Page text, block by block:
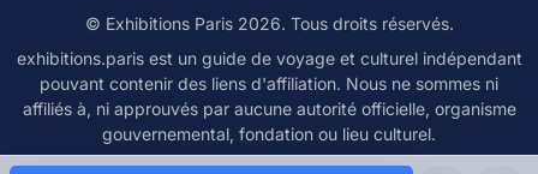
© Exhibitions Paris 2026. Tous droits réservés.
exhibitions.paris est un guide de voyage et culturel indépendant
pouvant contenir des liens d'affiliation. Nous ne sommes ni
affiliés à, ni approuvés par aucune autorité officielle, organisme
gouvernemental, fondation ou lieu culturel.